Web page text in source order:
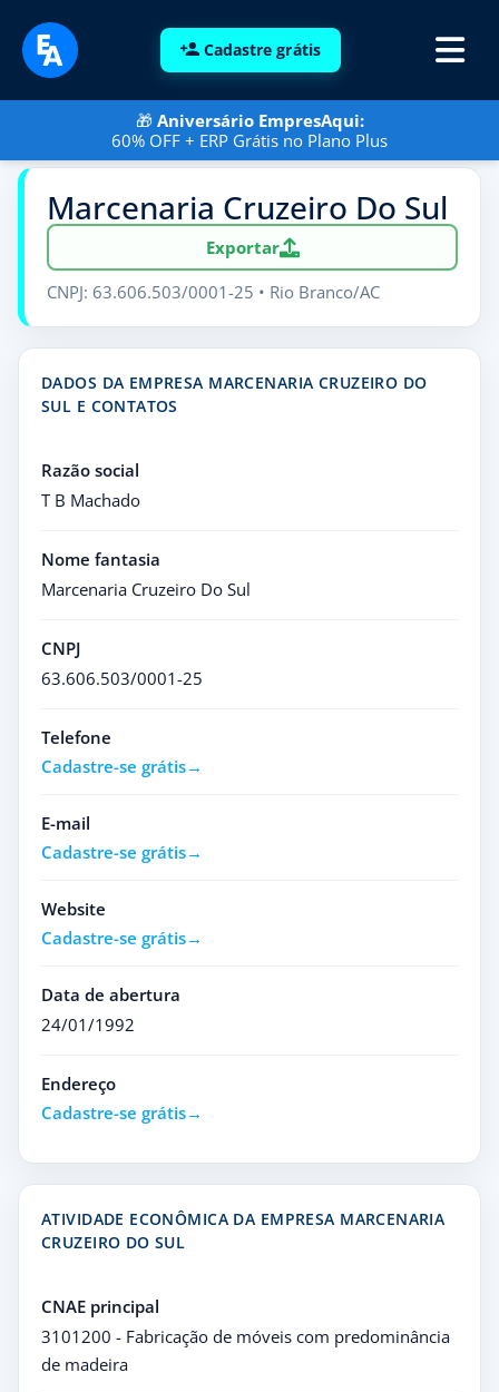
Cadastre grátis
🎁 Aniversário EmpresAqui:
60% OFF + ERP Grátis no Plano Plus
Marcenaria Cruzeiro Do Sul
Exportar
CNPJ: 63.606.503/0001-25 • Rio Branco/AC
DADOS DA EMPRESA MARCENARIA CRUZEIRO DO
SUL E CONTATOS
Razão social
T B Machado
Nome fantasia
Marcenaria Cruzeiro Do Sul
CNPJ
63.606.503/0001-25
Telefone
Cadastre-se grátis
E-mail
Cadastre-se grátis
Website
Cadastre-se grátis
Data de abertura
24/01/1992
Endereço
Cadastre-se grátis
ATIVIDADE ECONÔMICA DA EMPRESA MARCENARIA
CRUZEIRO DO SUL
CNAE principal
3101200 - Fabricação de móveis com predominância
de madeira